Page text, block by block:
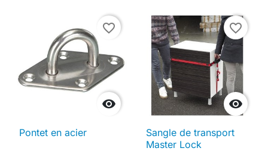

favorite_border
Pontet en acier

favorite_border
Sangle de transport
Master Lock